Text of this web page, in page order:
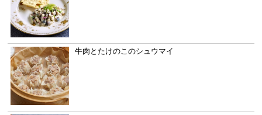
牛肉とたけのこのシュウマイ